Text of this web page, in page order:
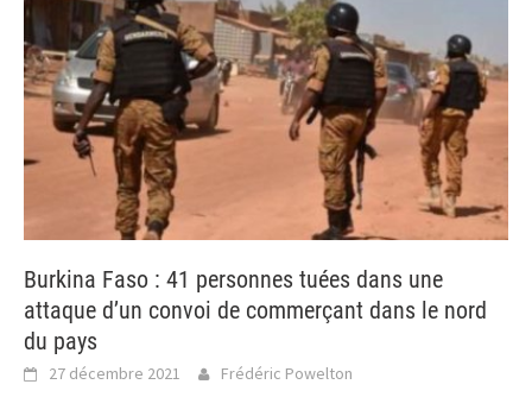
Burkina Faso : 41 personnes tuées dans une
attaque d’un convoi de commerçant dans le nord
du pays
27 décembre 2021 Frédéric Powelton